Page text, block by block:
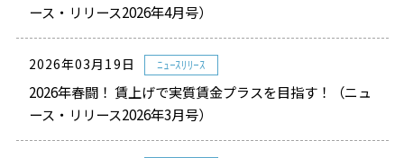
ース・リリース2026年4月号）
2026年03月19日 ﾆｭｰｽﾘﾘｰｽ
2026年春闘！ 賃上げで実質賃金プラスを目指す！（ニュ
ース・リリース2026年3月号）